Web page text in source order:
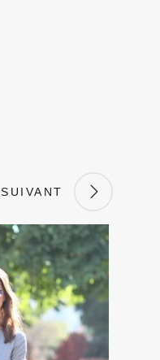
SUIVANT